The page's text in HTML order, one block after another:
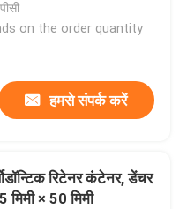
on the order quantity
हमसे संपर्क करें
रिटेनर कंटेनर, डेंचर
× 50 मिमी